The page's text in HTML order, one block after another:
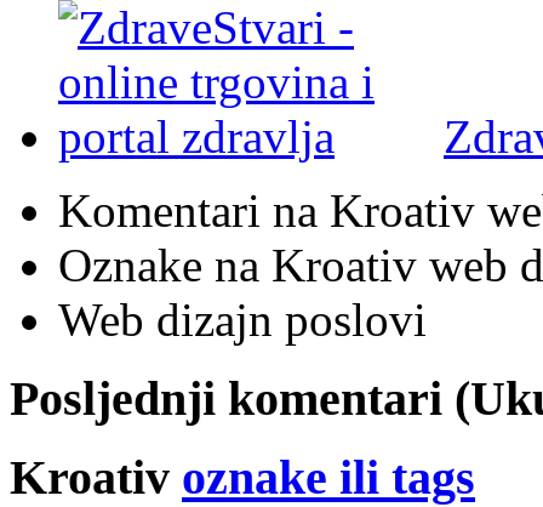
Komentari na Kroativ
Oznake na Kroativ web
Web dizajn poslovi
Posljednji komentari
Kroativ oznake ili tags